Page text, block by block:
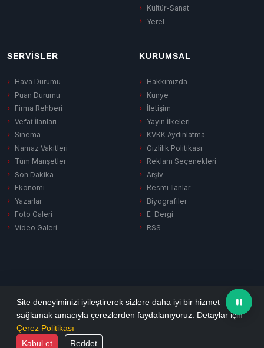
Kültür-Sanat
Yerel
SERVISLER
Hava Durumu
Puan Durumu
Firma Rehberi
Vefat İlanları
Sinema
Namaz Vakitleri
Tüm Manşetler
Son Dakika
Ekonomi
Yazarlar
Foto Galeri
Video Galeri
KURUMSAL
Hakkımızda
Künye
İletişim
Yayın İlkeleri
KVKK Aydınlatma
Gizlilik Politikası
Reklam Seçenekleri
Arşiv
Resmi İlanlar
Biyografiler
E-Dergi
RSS
Gizlilik Politikası KVKK AydınlatmaÇerez PolitikasıRSS
© 2026 Ezine Pusula. Tüm hakları saklıdır.
Yazılım:
Site deneyiminizi iyileştirerek sizlere daha iyi bir hizmet
sağlamak amacıyla çerezlerden faydalanıyoruz. Detaylar için
Çerez Politikası
Kabul et
Reddet